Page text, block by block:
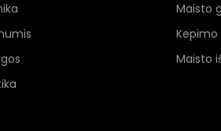
Maisto
Maisto